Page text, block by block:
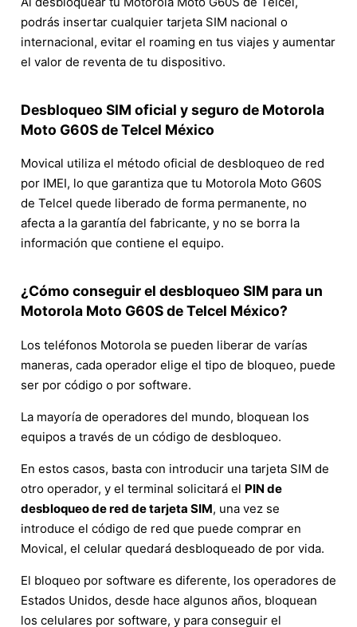
podrás insertar cualquier tarjeta SIM nacional o
internacional, evitar el roaming en tus viajes y aumentar
el valor de reventa de tu dispositivo.
Desbloqueo SIM oficial y seguro de Motorola
Moto G60S de Telcel México
Movical utiliza el método oficial de desbloqueo de red
por IMEI, lo que garantiza que tu Motorola Moto G60S
de Telcel quede liberado de forma permanente, no
afecta a la garantía del fabricante, y no se borra la
información que contiene el equipo.
¿Cómo conseguir el desbloqueo SIM para un
Motorola Moto G60S de Telcel México?
Los teléfonos Motorola se pueden liberar de varías
maneras, cada operador elige el tipo de bloqueo, puede
ser por código o por software.
La mayoría de operadores del mundo, bloquean los
equipos a través de un código de desbloqueo.
En estos casos, basta con introducir una tarjeta SIM de
otro operador, y el terminal solicitará el PIN de
desbloqueo de red de tarjeta SIM, una vez se
introduce el código de red que puede comprar en
Movical, el celular quedará desbloqueado de por vida.
El bloqueo por software es diferente, los operadores de
Estados Unidos, desde hace algunos años, bloquean
los celulares por software, y para conseguir el